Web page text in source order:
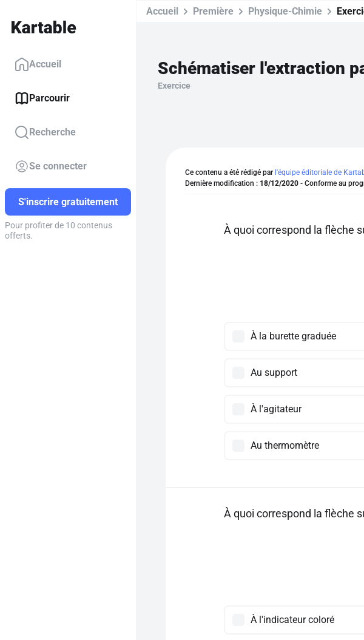
Accueil
Parcourir
Recherche
Se connecter
S'inscrire gratuitement
Pour profiter de 10 contenus
offerts.
Accueil Première Physique-Chimie
Schématiser l'extraction
Exercice
Ce contenu a été rédigé par l'équipe éditoriale de
Dernière modification : 18/12/2020 - Conforme au
À quoi correspond la flèche
À la burette graduée
Au support
À l'agitateur
Au thermomètre
À quoi correspond la flèche
À l'indicateur coloré